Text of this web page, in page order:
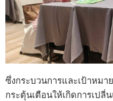
ซึ่งกระบวนการและเป้าหมา
กระตุ้นเตือนให้เกิดการเป